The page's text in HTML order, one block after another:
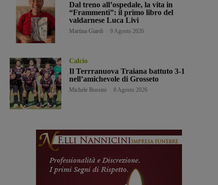
Dal treno all’ospedale, la vita in
“Frammenti”: il primo libro del
valdarnese Luca Livi
Martina Giardi 9 Agosto 2026
Calcio
Il Terrranuova Traiana battuto 3-1
nell’amichevole di Grosseto
Michele Bossini 8 Agosto 2026